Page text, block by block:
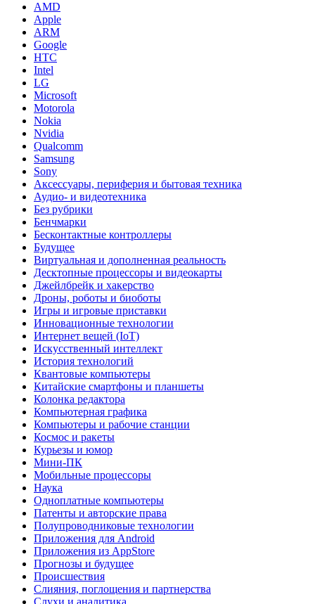
AMD
Apple
ARM
Google
HTC
Intel
LG
Microsoft
Motorola
Nokia
Nvidia
Qualcomm
Samsung
Sony
Аксессуары, периферия и бытовая техника
Аудио- и видеотехника
Без рубрики
Бенчмарки
Бесконтактные контроллеры
Будущее
Виртуальная и дополненная реальность
Десктопные процессоры и видеокарты
Джейлбрейк и хакерство
Дроны, роботы и биоботы
Игры и игровые приставки
Инновационные технологии
Интернет вещей (IoT)
Искусственный интеллект
История технологий
Квантовые компьютеры
Китайские смартфоны и планшеты
Колонка редактора
Компьютерная графика
Компьютеры и рабочие станции
Космос и ракеты
Курьезы и юмор
Мини-ПК
Мобильные процессоры
Наука
Одноплатные компьютеры
Патенты и авторские права
Полупроводниковые технологии
Приложения для Android
Приложения из AppStore
Прогнозы и будущее
Происшествия
Слияния, поглощения и партнерства